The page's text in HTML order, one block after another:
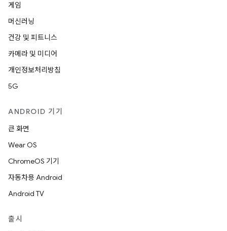
게임
머신러닝
건강 및 피트니스
카메라 및 미디어
개인정보처리방침
5G
ANDROID 기기
큰 화면
Wear OS
ChromeOS 기기
자동차용 Android
Android TV
출시